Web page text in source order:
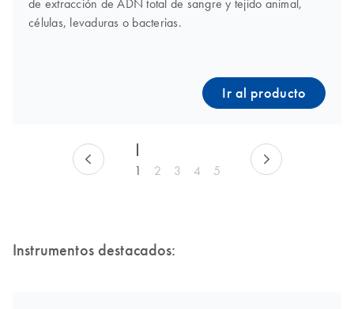
de extracción de ADN total de sangre y tejido animal,
células, levaduras o bacterias.
Ir al producto
1 2 3 4 5
Instrumentos destacados: